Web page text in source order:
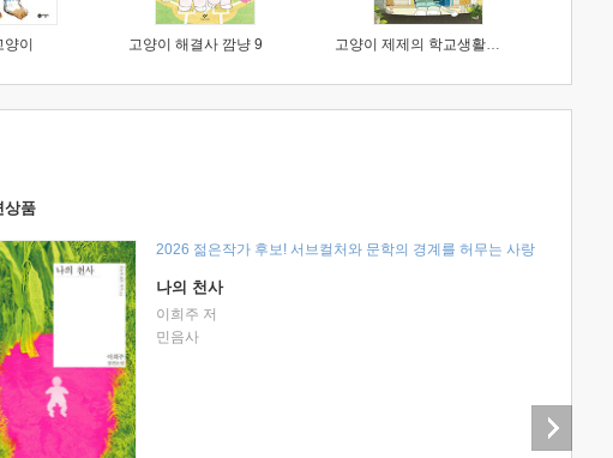
이 고양이 해결사 깜냥 9 고양이 제제의 학교생활 1 : 초등학생이 이렇게 힘들 줄이야
상품
2026 젊은작가 후보! 서브컬처와 문학의 경계를 허무는 사랑
나의 천사
이희주 저
민음사